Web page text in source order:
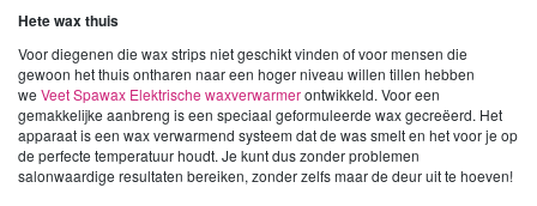
Hete wax thuis
Voor diegenen die wax strips niet geschikt vinden of voor mensen die
gewoon het thuis ontharen naar een hoger niveau willen tillen hebben
we Veet Spawax Elektrische waxverwarmerontwikkeld. Voor een
gemakkelijke aanbreng is een speciaal geformuleerde wax gecreëerd. Het
apparaat is een wax verwarmend systeem dat de was smelt en het voor je op
de perfecte temperatuur houdt. Je kunt dus zonder problemen
salonwaardige resultaten bereiken, zonder zelfs maar de deur uit te hoeven!